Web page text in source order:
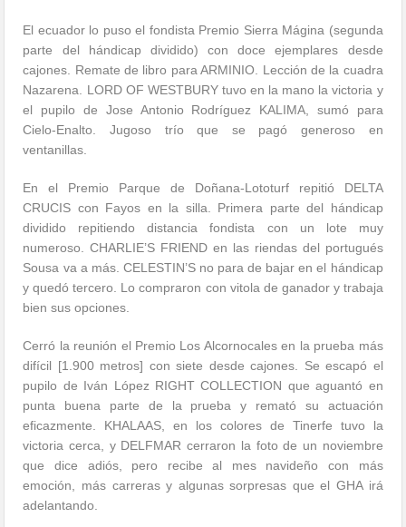
El ecuador lo puso el fondista Premio Sierra Mágina (segunda
parte del hándicap dividido) con doce ejemplares desde
cajones. Remate de libro para ARMINIO. Lección de la cuadra
Nazarena. LORD OF WESTBURY tuvo en la mano la victoria y
el pupilo de Jose Antonio Rodríguez KALIMA, sumó para
Cielo-Enalto. Jugoso trío que se pagó generoso en
ventanillas.
En el Premio Parque de Doñana-Lototurf repitió DELTA
CRUCIS con Fayos en la silla. Primera parte del hándicap
dividido repitiendo distancia fondista con un lote muy
numeroso. CHARLIE’S FRIEND en las riendas del portugués
Sousa va a más. CELESTIN’S no para de bajar en el hándicap
y quedó tercero. Lo compraron con vitola de ganador y trabaja
bien sus opciones.
Cerró la reunión el Premio Los Alcornocales en la prueba más
difícil [1.900 metros] con siete desde cajones. Se escapó el
pupilo de Iván López RIGHT COLLECTION que aguantó en
punta buena parte de la prueba y remató su actuación
eficazmente. KHALAAS, en los colores de Tinerfe tuvo la
victoria cerca, y DELFMAR cerraron la foto de un noviembre
que dice adiós, pero recibe al mes navideño con más
emoción, más carreras y algunas sorpresas que el GHA irá
adelantando.